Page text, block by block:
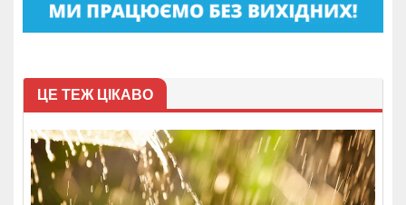
ЦЕ ТЕЖ ЦІКАВО